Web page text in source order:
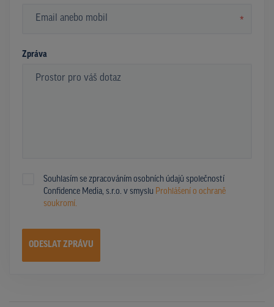
*
Zpráva
Souhlasím se zpracováním osobních údajů společností
Confidence Media, s.r.o. v smyslu Prohlášení o ochraně
soukromí.
ODESLAT ZPRÁVU